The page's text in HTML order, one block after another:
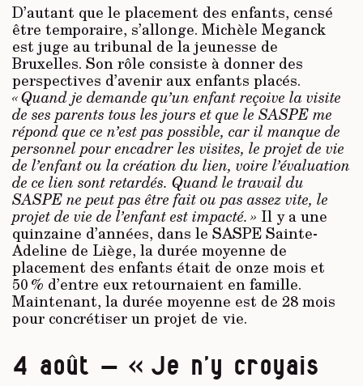
D’autant que le placement des enfants, censé
être temporaire, s’allonge. Michèle Meganck
est juge au tribunal de la jeunesse de
Bruxelles. Son rôle consiste à donner des
perspectives d’avenir aux enfants placés.
« Quand je demande qu’un enfant reçoive la visite
de ses parents tous les jours et que le SASPE me
répond que ce n’est pas possible, car il manque de
personnel pour encadrer les visites, le projet de vie
de l’enfant ou la création du lien, voire l’évaluation
de ce lien sont retardés. Quand le travail du
SASPE ne peut pas être fait ou pas assez vite, le
projet de vie de l’enfant est impacté. » Il y a une
quinzaine d’années, dans le SASPE Sainte-
Adeline de Liège, la durée moyenne de
placement des enfants était de onze mois et
50 % d’entre eux retournaient en famille.
Maintenant, la durée moyenne est de 28 mois
pour concrétiser un projet de vie.
4 août – « Je n’y croyais